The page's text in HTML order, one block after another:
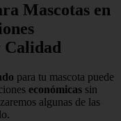
Mascotas en
Calidad
para tu mascota puede
económicas sin
algunas de las